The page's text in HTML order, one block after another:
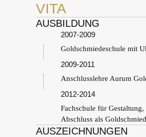
VITA
AUSBILDUNG
2007-2009
Goldschmiedeschule mit
2009-2011
Anschlusslehre Aurum
2012-2014
Fachschule für
Abschluss als
AUSZEICHNUNGEN